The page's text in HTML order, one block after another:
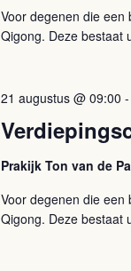
Voor degenen die een
Qigong. Deze bestaat
21 augustus @ 09:00 -
Prakijk Ton van de
Voor degenen die een
Qigong. Deze bestaat